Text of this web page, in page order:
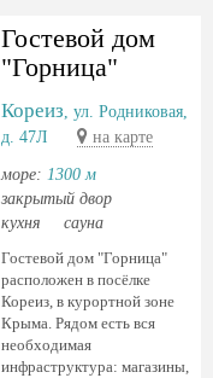
Гостевой дом
"Горница"
Кореиз, ул. Родниковая,
д. 47Л
на карте
море: 1300 м
закрытый двор
кухня
сауна
Гостевой дом "Горница"
расположен в посёлке
Кореиз, в курортной зоне
Крыма. Рядом есть вся
необходимая
инфраструктура: магазины,